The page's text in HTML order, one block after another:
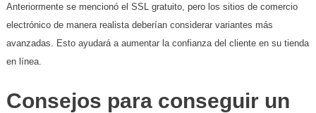
Anteriormente se mencionó el SSL gratuito, pero los sitios de comercio
electrónico de manera realista deberían considerar variantes más
avanzadas. Esto ayudará a aumentar la confianza del cliente en su tienda
en línea.
Consejos para conseguir un